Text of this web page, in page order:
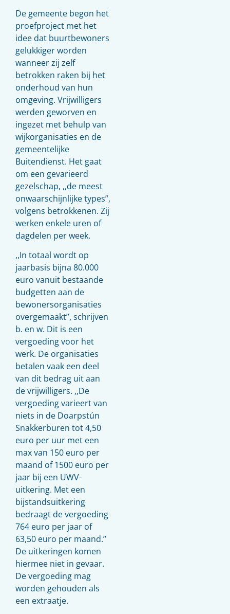
De gemeente begon het
proefproject met het
idee dat buurtbewoners
gelukkiger worden
wanneer zij zelf
betrokken raken bij het
onderhoud van hun
omgeving. Vrijwilligers
werden geworven en
ingezet met behulp van
wijkorganisaties en de
gemeentelijke
Buitendienst. Het gaat
om een gevarieerd
gezelschap, ,,de meest
onwaarschijnlijke types”,
volgens betrokkenen. Zij
werken enkele uren of
dagdelen per week.
,,In totaal wordt op
jaarbasis bijna 80.000
euro vanuit bestaande
budgetten aan de
bewonersorganisaties
overgemaakt’’, schrijven
b. en w. Dit is een
vergoeding voor het
werk. De organisaties
betalen vaak een deel
van dit bedrag uit aan
de vrijwilligers. ,,De
vergoeding varieert van
niets in de Doarpstún
Snakkerburen tot 4,50
euro per uur met een
max van 150 euro per
maand of 1500 euro per
jaar bij een UWV-
uitkering. Met een
bijstandsuitkering
bedraagt de vergoeding
764 euro per jaar of
63,50 euro per maand.’’
De uitkeringen komen
hiermee niet in gevaar.
De vergoeding mag
worden gehouden als
een extraatje.